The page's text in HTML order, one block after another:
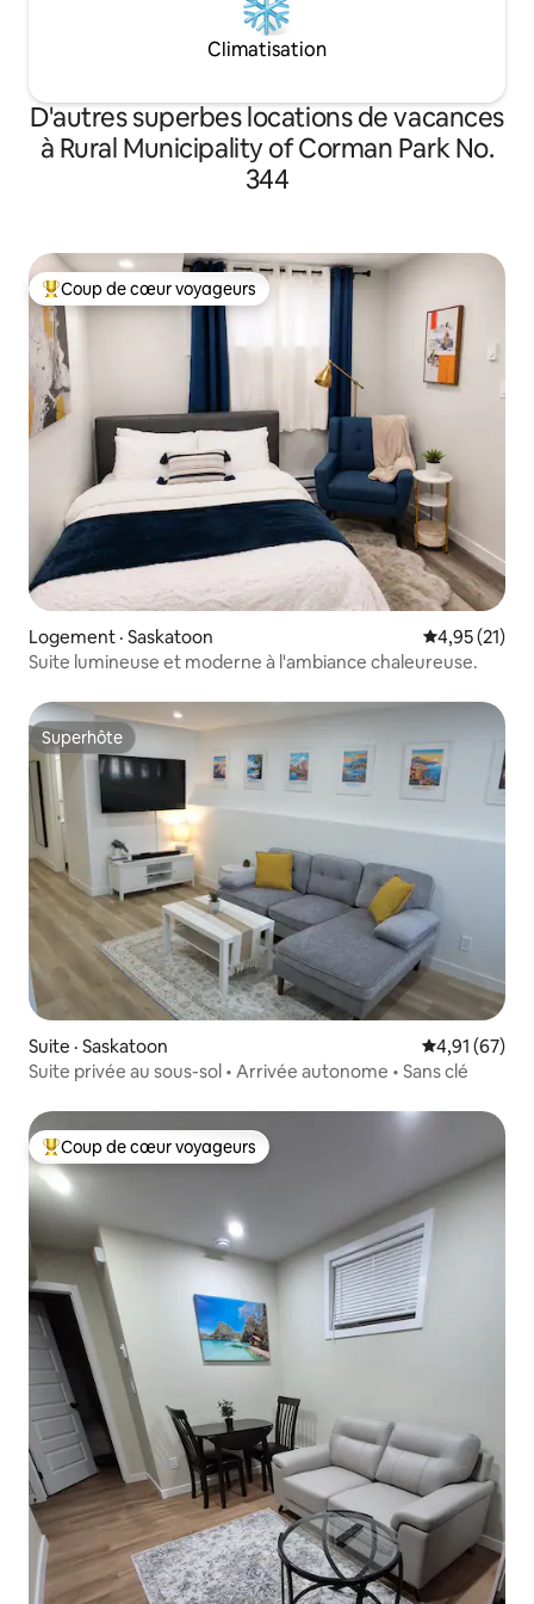
Climatisation
D'autres superbes locations de vacances
à Rural Municipality of Corman Park No.
344
Coup de cœur voyageurs parmi les plus aimés
Coup de cœur voyageurs
Logement · Saskatoon Note
4,95 (21)
Suite lumineuse et moderne à l'ambiance chaleureuse.
Superhôte
Superhôte
Suite · Saskatoon Note
4,91 (67)
Suite privée au sous-sol • Arrivée autonome • Sans clé
Coup de cœur voyageurs parmi les plus aimés
Coup de cœur voyageurs